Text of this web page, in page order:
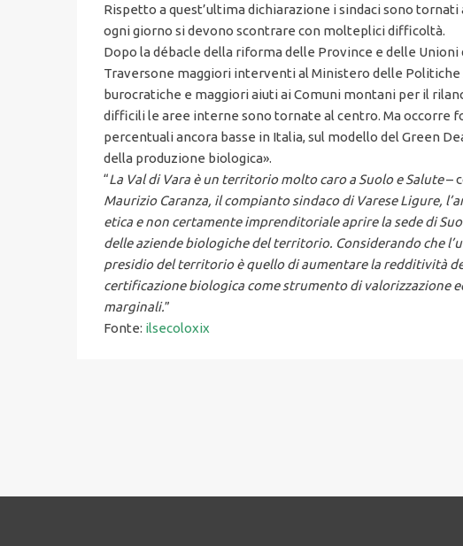
Rispetto a quest’ultima dichiarazione i sindaci sono
ogni giorno si devono scontrare con molteplici difficoltà.
Dopo la débacle della riforma delle Province e delle
Traversone maggiori interventi al Ministero delle
burocratiche e maggiori aiuti ai Comuni montani per il
difficili le aree interne sono tornate al centro. Ma occorre
percentuali ancora basse in Italia, sul modello del Green
della produzione biologica».
“La Val di Vara è un territorio molto caro a Suolo e Salute–
Maurizio Caranza, il compianto sindaco di Varese Ligure,
etica e non certamente imprenditoriale aprire la sede di
delle aziende biologiche del territorio. Considerando che
presidio del territorio è quello di aumentare la redditività
certificazione biologica come strumento di valorizzazione
marginali.”
Fonte: ilsecoloxix